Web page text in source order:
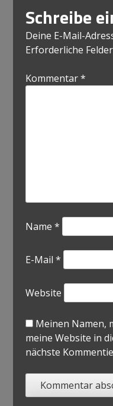
Schreibe
Deine E-Mail-
Erforderliche
Kommentar*
Name *
E-Mail *
Website
Meinen Namen,
meine Website in
nächste